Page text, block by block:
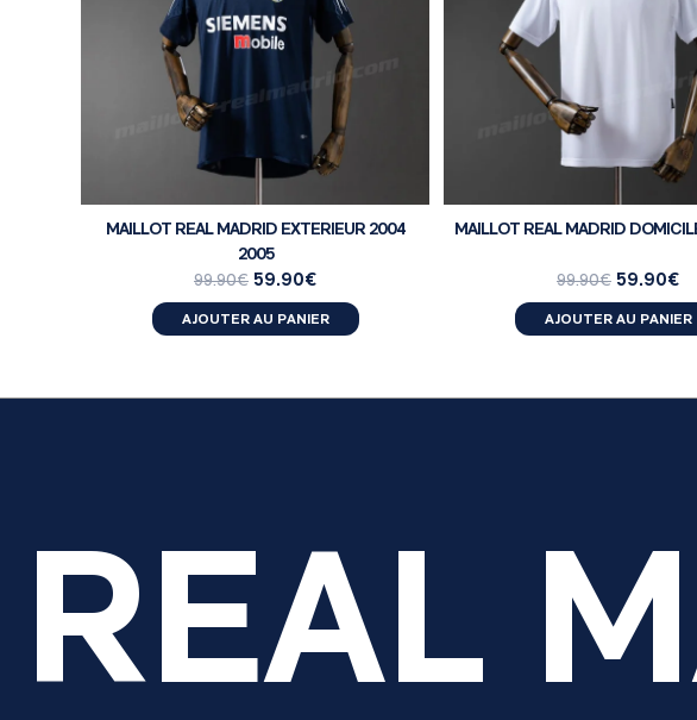
MAILLOT REAL MADRID EXTERIEUR 2004
2005
99.90€ 59.90€
AJOUTER AU PANIER
MAILLOT REAL MADRID
99.90€ 59.90€
AJOUTER AU PANIER
REAL